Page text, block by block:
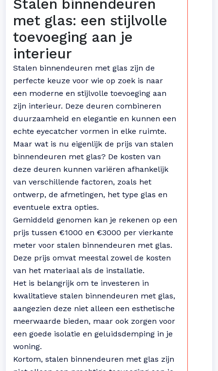
Stalen binnendeuren
met glas: een stijlvolle
toevoeging aan je
interieur
Stalen binnendeuren met glas zijn de
perfecte keuze voor wie op zoek is naar
een moderne en stijlvolle toevoeging aan
zijn interieur. Deze deuren combineren
duurzaamheid en elegantie en kunnen een
echte eyecatcher vormen in elke ruimte.
Maar wat is nu eigenlijk de prijs van stalen
binnendeuren met glas? De kosten van
deze deuren kunnen variëren afhankelijk
van verschillende factoren, zoals het
ontwerp, de afmetingen, het type glas en
eventuele extra opties.
Gemiddeld genomen kan je rekenen op een
prijs tussen €1000 en €3000 per vierkante
meter voor stalen binnendeuren met glas.
Deze prijs omvat meestal zowel de kosten
van het materiaal als de installatie.
Het is belangrijk om te investeren in
kwalitatieve stalen binnendeuren met glas,
aangezien deze niet alleen een esthetische
meerwaarde bieden, maar ook zorgen voor
een goede isolatie en geluidsdemping in je
woning.
Kortom, stalen binnendeuren met glas zijn